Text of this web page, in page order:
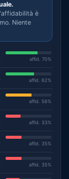
è
Niente
affid. 70%
affid. 62%
affid. 56%
affid. 33%
affid. 35%
affid. 35%